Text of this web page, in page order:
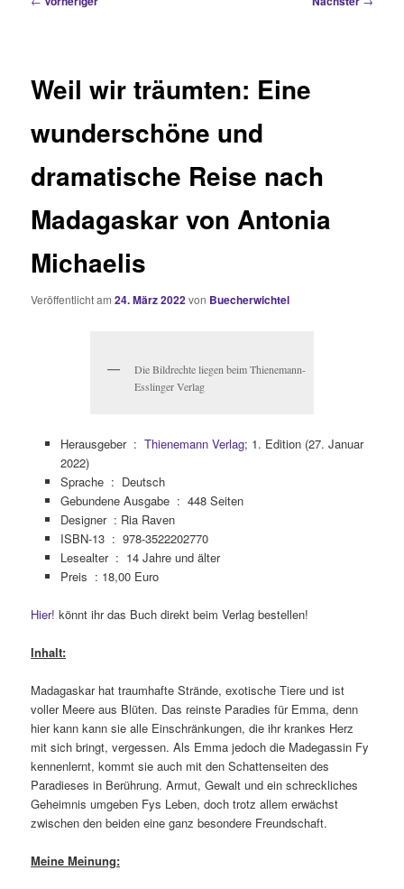
Weil wir träumten: Eine
wunderschöne und
dramatische Reise nach
Madagaskar von Antonia
Michaelis
Veröffentlicht am24. März 2022von Buecherwichtel
Die Bildrechte liegen beim Thienemann-
Esslinger Verlag
Herausgeber ‏ : ‎ Thienemann Verlag; 1. Edition (27. Januar
2022)
Sprache ‏ : ‎ Deutsch
Gebundene Ausgabe ‏ : ‎ 448 Seiten
Designer : Ria Raven
ISBN-13 ‏ : ‎ 978-3522202770
Lesealter ‏ : ‎ 14 Jahre und älter
Preis : 18,00 Euro
Hier! könnt ihr das Buch direkt beim Verlag bestellen!
Inhalt:
Madagaskar hat traumhafte Strände, exotische Tiere und ist
voller Meere aus Blüten. Das reinste Paradies für Emma, denn
hier kann kann sie alle Einschränkungen, die ihr krankes Herz
mit sich bringt, vergessen. Als Emma jedoch die Madegassin Fy
kennenlernt, kommt sie auch mit den Schattenseiten des
Paradieses in Berührung. Armut, Gewalt und ein schreckliches
Geheimnis umgeben Fys Leben, doch trotz allem erwächst
zwischen den beiden eine ganz besondere Freundschaft.
Meine Meinung: